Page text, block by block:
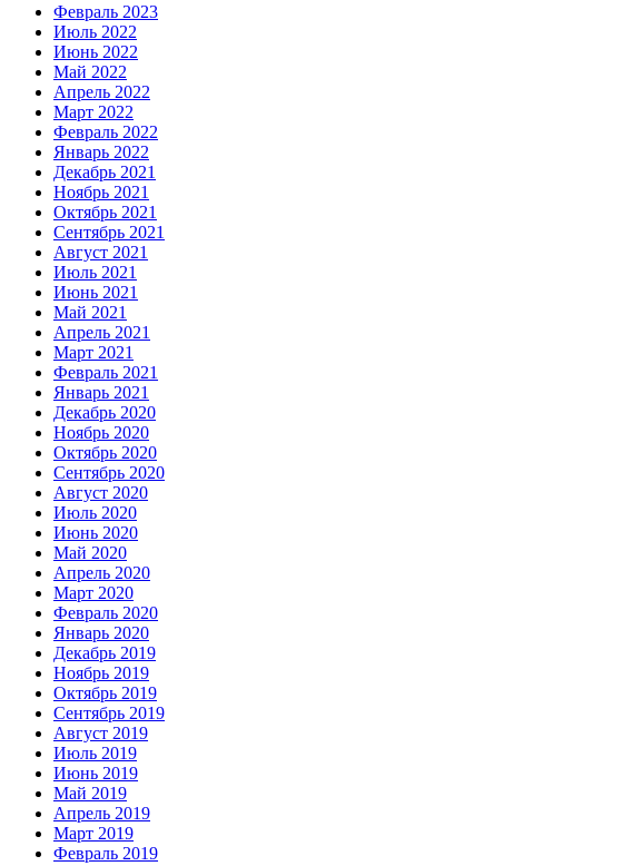
Февраль 2023
Июль 2022
Июнь 2022
Май 2022
Апрель 2022
Март 2022
Февраль 2022
Январь 2022
Декабрь 2021
Ноябрь 2021
Октябрь 2021
Сентябрь 2021
Август 2021
Июль 2021
Июнь 2021
Май 2021
Апрель 2021
Март 2021
Февраль 2021
Январь 2021
Декабрь 2020
Ноябрь 2020
Октябрь 2020
Сентябрь 2020
Август 2020
Июль 2020
Июнь 2020
Май 2020
Апрель 2020
Март 2020
Февраль 2020
Январь 2020
Декабрь 2019
Ноябрь 2019
Октябрь 2019
Сентябрь 2019
Август 2019
Июль 2019
Июнь 2019
Май 2019
Апрель 2019
Март 2019
Февраль 2019